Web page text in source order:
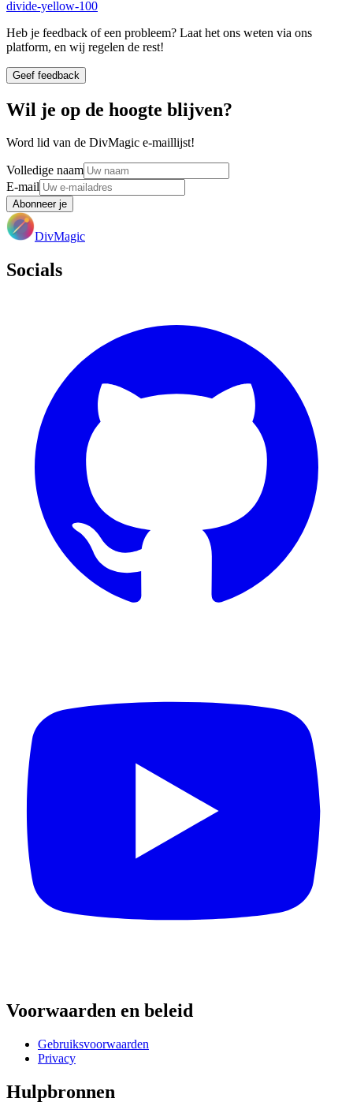
divide-yellow-100
Heb je feedback of een probleem? Laat het ons weten via ons
platform, en wij regelen de rest!
Geef feedback
Wil je op de hoogte blijven?
Word lid van de DivMagic e-maillijst!
Volledige naam
E-mail
Abonneer je
DivMagic
Socials
Voorwaarden en beleid
Gebruiksvoorwaarden
Privacy
Hulpbronnen